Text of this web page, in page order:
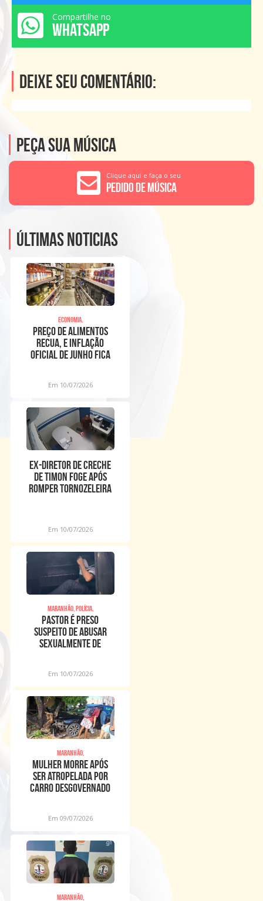
Compartilhe no
WHATSAPP
Deixe seu comentário:
Peça sua música
Clique aqui e faça o seu
Pedido de Música
Últimas noticias
Economia,
Preço de alimentos
recua, e inflação
oficial de junho fica
Em 10/07/2026
Ex-diretor de creche
de Timon foge após
romper tornozeleira
Em 10/07/2026
Maranhão, Polícia,
Pastor é preso
suspeito de abusar
sexualmente de
Em 10/07/2026
Maranhão,
Mulher morre após
ser atropelada por
carro desgovernado
Em 09/07/2026
Maranhão,